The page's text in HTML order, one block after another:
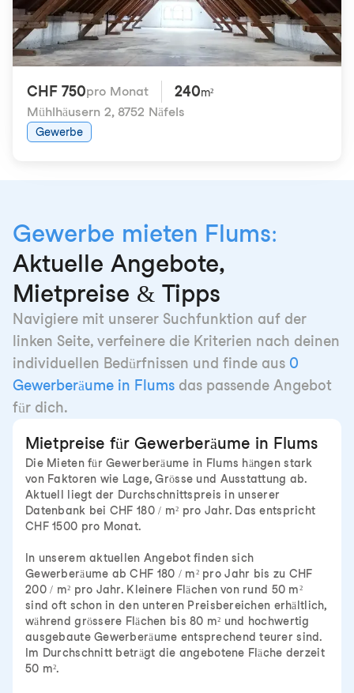
CHF 750pro Monat 240m²
Mühlhäusern 2, 8752 Näfels
Gewerbe
Gewerbe mieten Flums:
Aktuelle Angebote,
Mietpreise & Tipps
Navigiere mit unserer Suchfunktion auf der
linken Seite, verfeinere die Kriterien nach deinen
individuellen Bedürfnissen und finde aus 0
Gewerberäume in Flums das passende Angebot
für dich.
Mietpreise für Gewerberäume in Flums
Die Mieten für Gewerberäume in Flums hängen stark
von Faktoren wie Lage, Grösse und Ausstattung ab.
Aktuell liegt der Durchschnittspreis in unserer
Datenbank bei CHF 180 / m² pro Jahr. Das entspricht
CHF 1500 pro Monat.
In unserem aktuellen Angebot finden sich
Gewerberäume ab CHF 180 / m² pro Jahr bis zu CHF
200 / m² pro Jahr. Kleinere Flächen von rund 50 m²
sind oft schon in den unteren Preisbereichen erhältlich,
während grössere Flächen bis 80 m² und hochwertig
ausgebaute Gewerberäume entsprechend teurer sind.
Im Durchschnitt beträgt die angebotene Fläche derzeit
50 m².